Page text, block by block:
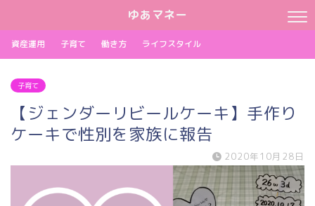
ゆあマネー
資産運用 子育て 働き方 ライフスタイル
子育て
【ジェンダーリビールケーキ】手作り
ケーキで性別を家族に報告
2020年10月28日